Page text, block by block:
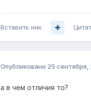
Вставить ник
Опубликовано 25 сентября,
а в чем отличия то?